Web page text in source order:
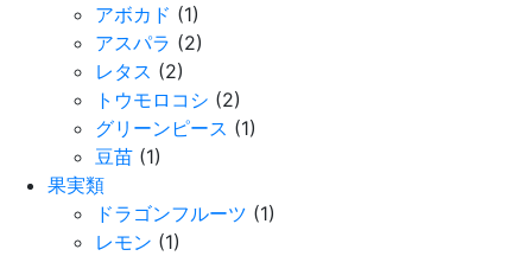
アボカド (1)
アスパラ (2)
レタス (2)
トウモロコシ (2)
グリーンピース (1)
豆苗 (1)
果実類
ドラゴンフルーツ (1)
レモン (1)